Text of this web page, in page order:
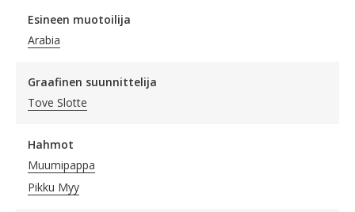
Esineen muotoilija
Arabia
Graafinen suunnittelija
Tove Slotte
Hahmot
Muumipappa
Pikku Myy